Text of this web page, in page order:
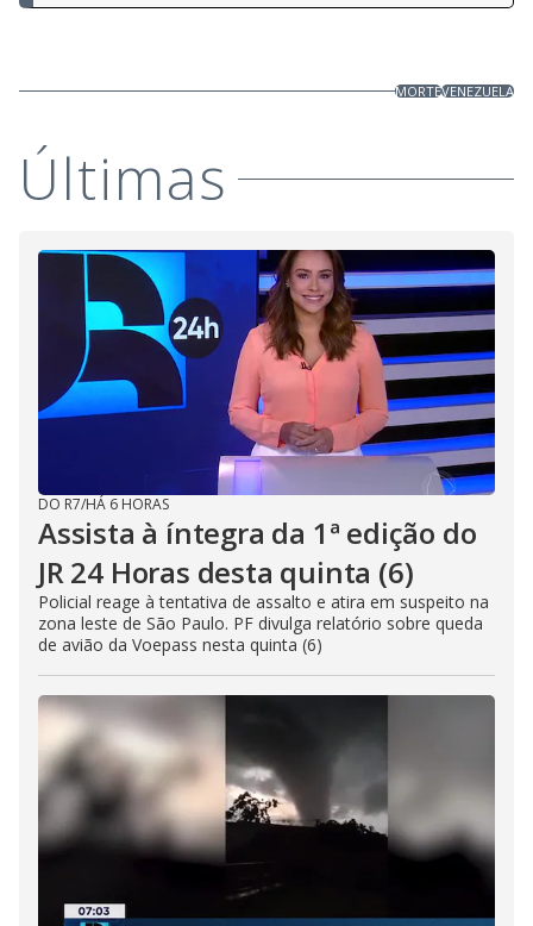
MORTEVENEZUELA
Últimas
DO R7/HÁ 6 HORAS
Assista à íntegra da 1ª edição do
JR 24 Horas desta quinta (6)
Policial reage à tentativa de assalto e atira em suspeito na
zona leste de São Paulo. PF divulga relatório sobre queda
de avião da Voepass nesta quinta (6)